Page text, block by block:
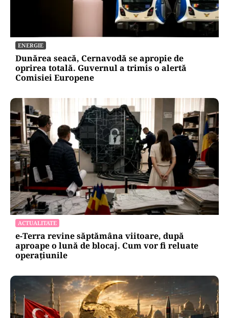
România, în fața scenariului unui posibil atac
rusesc! Orice e posibil, dar Țările Baltice și
Polonia par în prima linie!
ENERGIE
Dunărea seacă, Cernavodă se apropie de
oprirea totală. Guvernul a trimis o alertă
Comisiei Europene